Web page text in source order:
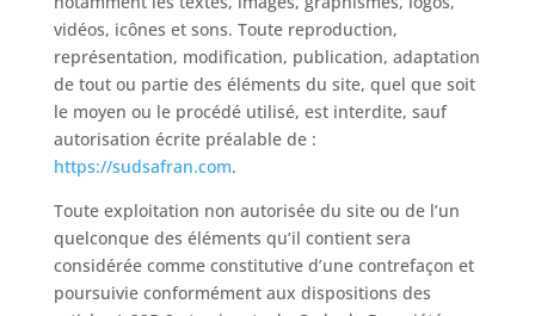
vidéos, icônes et sons. Toute reproduction,
représentation, modification, publication, adaptation
de tout ou partie des éléments du site, quel que soit
le moyen ou le procédé utilisé, est interdite, sauf
autorisation écrite préalable de :
https://sudsafran.com.
Toute exploitation non autorisée du site ou de l’un
quelconque des éléments qu’il contient sera
considérée comme constitutive d’une contrefaçon et
poursuivie conformément aux dispositions des